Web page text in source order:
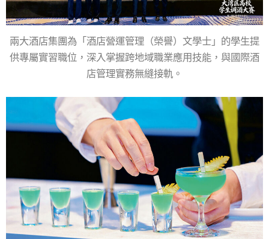
兩大酒店集團為「酒店營運管理（榮譽）文學士」的學生提
供專屬實習職位，深入掌握跨地域職業應用技能，與國際酒
店管理實務無縫接軌。